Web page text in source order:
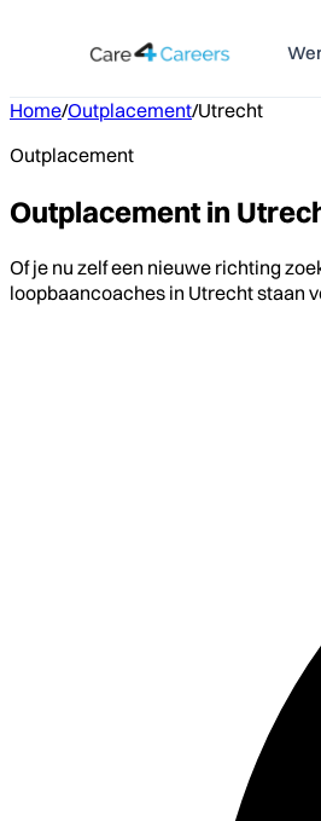
Home/Outplacement/Utrecht
Outplacement
Outplacement in
Of je nu zelf een nieuwe richting
loopbaancoaches in Utrecht staan